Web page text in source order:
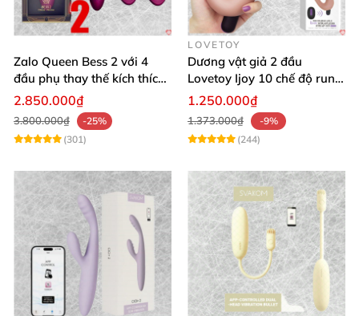
Zalo Queen Bess 2 với 4
đầu phụ thay thế kích thích
nhiều vị trí
2.850.000₫
3.800.000₫
-25%
(301)
LOVETOY
Dương vật giả 2 đầu
Lovetoy Ijoy 10 chế độ rung
silicon cao cấp sạc điện
1.250.000₫
1.373.000₫
-9%
(244)